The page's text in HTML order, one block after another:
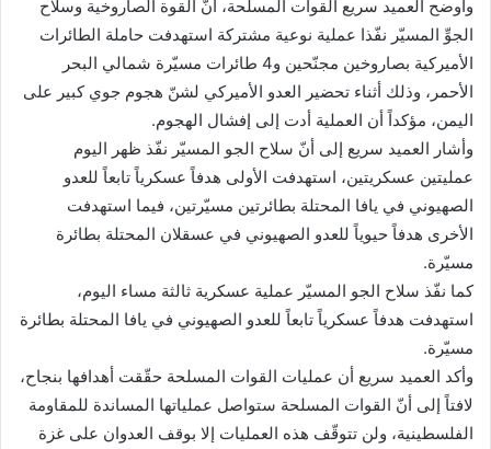
وأوضح العميد سريع القوات المسلحة، أنّ القوة الصاروخية وسلاح
الجوِّ المسيّر نفّذا عملية نوعية مشتركة استهدفت حاملة الطائرات
الأميركية بصاروخين مجنّحين و4 طائرات مسيّرة شمالي البحر
الأحمر، وذلك أثناء تحضير العدو الأميركي لشنّ هجوم جوي كبير على
اليمن، مؤكداً أن العملية أدت إلى إفشال الهجوم.
وأشار العميد سريع إلى أنّ سلاح الجو المسيّر نفّذ ظهر اليوم
عمليتين عسكريتين، استهدفت الأولى هدفاً عسكرياً تابعاً للعدو
الصهيوني في يافا المحتلة بطائرتين مسيّرتين، فيما استهدفت
الأخرى هدفاً حيوياً للعدو الصهيوني في عسقلان المحتلة بطائرة
مسيّرة.
كما نفّذ سلاح الجو المسيّر عملية عسكرية ثالثة مساء اليوم،
استهدفت هدفاً عسكرياً تابعاً للعدو الصهيوني في يافا المحتلة بطائرة
مسيّرة.
وأكد العميد سريع أن عمليات القوات المسلحة حقّقت أهدافها بنجاح،
لافتاً إلى أنّ القوات المسلحة ستواصل عملياتها المساندة للمقاومة
الفلسطينية، ولن تتوقّف هذه العمليات إلا بوقف العدوان على غزة